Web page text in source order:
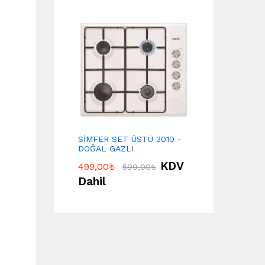
SİMFER SET ÜSTÜ 3010 -
DOĞAL GAZLI
499,00₺ 599,00₺ KDV
Dahil